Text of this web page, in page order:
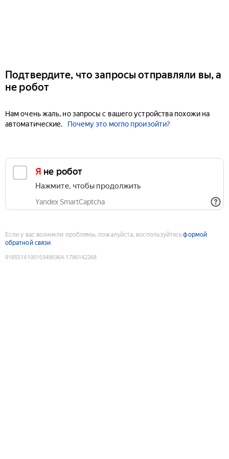
Подтвердите, что запросы отправляли вы, а
не робот
Нам очень жаль, но запросы с вашего устройства похожи на
автоматические.
Почему это могло произойти?
Я не робот
Нажмите, чтобы продолжить
Yandex SmartCaptcha
Если у вас возникли проблемы, пожалуйста, воспользуйтесьформой
обратной связи
9185514100103490364:1786142268